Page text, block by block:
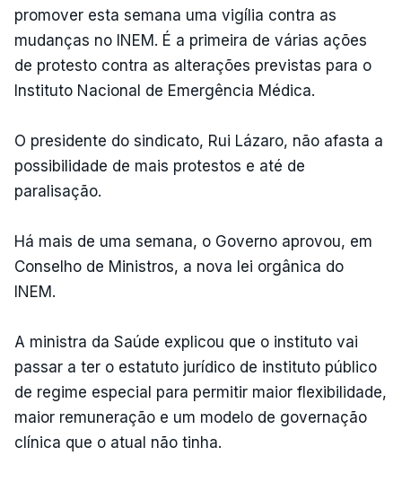
promover esta semana uma vigília contra as
mudanças no INEM. É a primeira de várias ações
de protesto contra as alterações previstas para o
Instituto Nacional de Emergência Médica.
O presidente do sindicato, Rui Lázaro, não afasta a
possibilidade de mais protestos e até de
paralisação.
Há mais de uma semana, o Governo aprovou, em
Conselho de Ministros, a nova lei orgânica do
INEM.
A ministra da Saúde explicou que o instituto vai
passar a ter o estatuto jurídico de instituto público
de regime especial para permitir maior flexibilidade,
maior remuneração e um modelo de governação
clínica que o atual não tinha.